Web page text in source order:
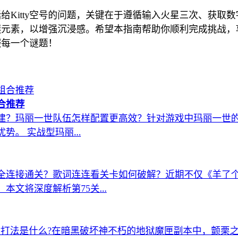
Kitty空号的问题，关键在于遵循输入火星三次、获取
素，以增强沉浸感。希望本指南帮助你顺利完成挑战
一个谜题！
推荐
？玛丽一世队伍怎样配置更高效？针对游戏中玛丽一
势。 实战型玛丽...
连接通关？歌词连连看关卡如何破解？近期不仅《羊
本文将深度解析第75关...
法是什么?在暗黑破坏神不朽的地狱魔匣副本中，颤